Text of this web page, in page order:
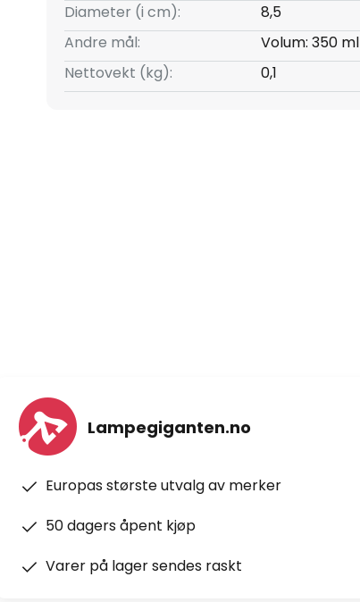
Diameter (i cm):
8,5
Andre mål:
Volum: 350 ml
Nettovekt (kg):
0,1
Lampegiganten.no
Europas største utvalg av merker
50 dagers åpent kjøp
Varer på lager sendes raskt